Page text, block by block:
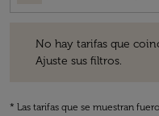
No hay tarifas que
Ajuste sus filtros.
* Las tarifas que se muestran